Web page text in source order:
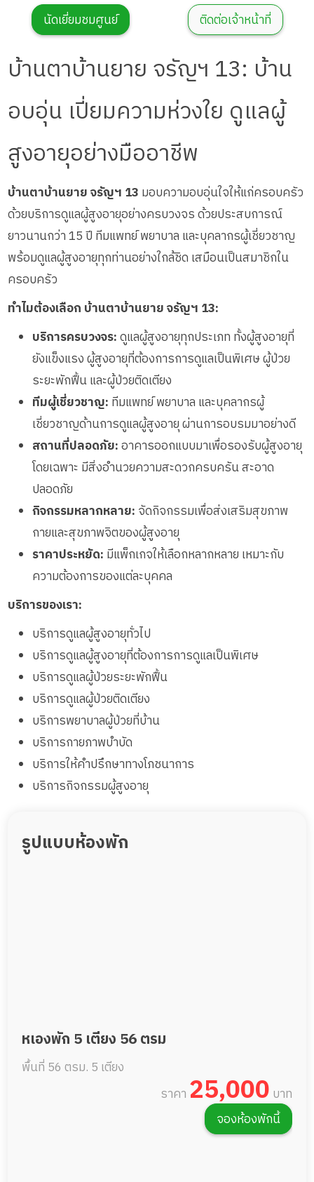
นัดเยี่ยมชมศูนย์ ติดต่อเจ้าหน้าที่
บ้านตาบ้านยาย จรัญฯ 13: บ้าน
อบอุ่น เปี่ยมความห่วงใย ดูแลผู้
สูงอายุอย่างมืออาชีพ
บ้านตาบ้านยาย จรัญฯ 13 มอบความอบอุ่นใจให้แก่ครอบครัว
ด้วยบริการดูแลผู้สูงอายุอย่างครบวงจร ด้วยประสบการณ์
ยาวนานกว่า 15 ปี ทีมแพทย์ พยาบาล และบุคลากรผู้เชี่ยวชาญ
พร้อมดูแลผู้สูงอายุทุกท่านอย่างใกล้ชิด เสมือนเป็นสมาชิกใน
ครอบครัว
ทำไมต้องเลือก บ้านตาบ้านยาย จรัญฯ 13:
บริการครบวงจร:ดูแลผู้สูงอายุทุกประเภท ทั้งผู้สูงอายุที่
ยังแข็งแรง ผู้สูงอายุที่ต้องการการดูแลเป็นพิเศษ ผู้ป่วย
ระยะพักฟื้น และผู้ป่วยติดเตียง
ทีมผู้เชี่ยวชาญ: ทีมแพทย์ พยาบาล และบุคลากรผู้
เชี่ยวชาญด้านการดูแลผู้สูงอายุ ผ่านการอบรมมาอย่างดี
สถานที่ปลอดภัย:อาคารออกแบบมาเพื่อรองรับผู้สูงอายุ
โดยเฉพาะ มีสิ่งอำนวยความสะดวกครบครัน สะอาด
ปลอดภัย
กิจกรรมหลากหลาย: จัดกิจกรรมเพื่อส่งเสริมสุขภาพ
กายและสุขภาพจิตของผู้สูงอายุ
ราคาประหยัด: มีแพ็กเกจให้เลือกหลากหลาย เหมาะกับ
ความต้องการของแต่ละบุคคล
บริการของเรา:
บริการดูแลผู้สูงอายุทั่วไป
บริการดูแลผู้สูงอายุที่ต้องการการดูแลเป็นพิเศษ
บริการดูแลผู้ป่วยระยะพักฟื้น
บริการดูแลผู้ป่วยติดเตียง
บริการพยาบาลผู้ป่วยที่บ้าน
บริการกายภาพบำบัด
บริการให้คำปรึกษาทางโภชนาการ
บริการกิจกรรมผู้สูงอายุ
รูปแบบห้องพัก
หเองพัก 5 เตียง 56 ตรม
พื้นที่ 56 ตรม. 5 เตียง
ราคา 25,000 บาท
จองห้องพักนี้